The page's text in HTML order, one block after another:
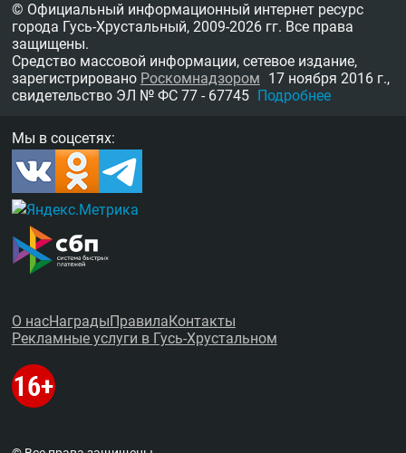
© Официальный информационный интернет ресурс
города Гусь-Хрустальный, 2009-2026 гг. Все права
защищены.
Средство массовой информации, сетевое издание,
зарегистрировано Роскомнадзором 17 ноября 2016 г.,
свидетельство ЭЛ № ФС 77 - 67745 Подробнее
Мы в соцсетях:
О насНаградыПравилаКонтакты
Рекламные услуги в Гусь-Хрустальном